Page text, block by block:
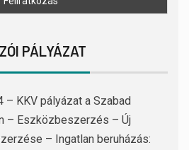
PÁLYÁZAT
– KKV pályázat a Szabad
– Eszközbeszerzés – Új
– Ingatlan beruházás: